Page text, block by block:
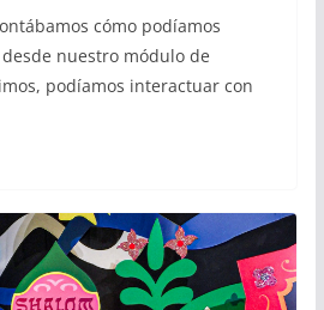
cómo podíamos
nuestro módulo de
podíamos interactuar con